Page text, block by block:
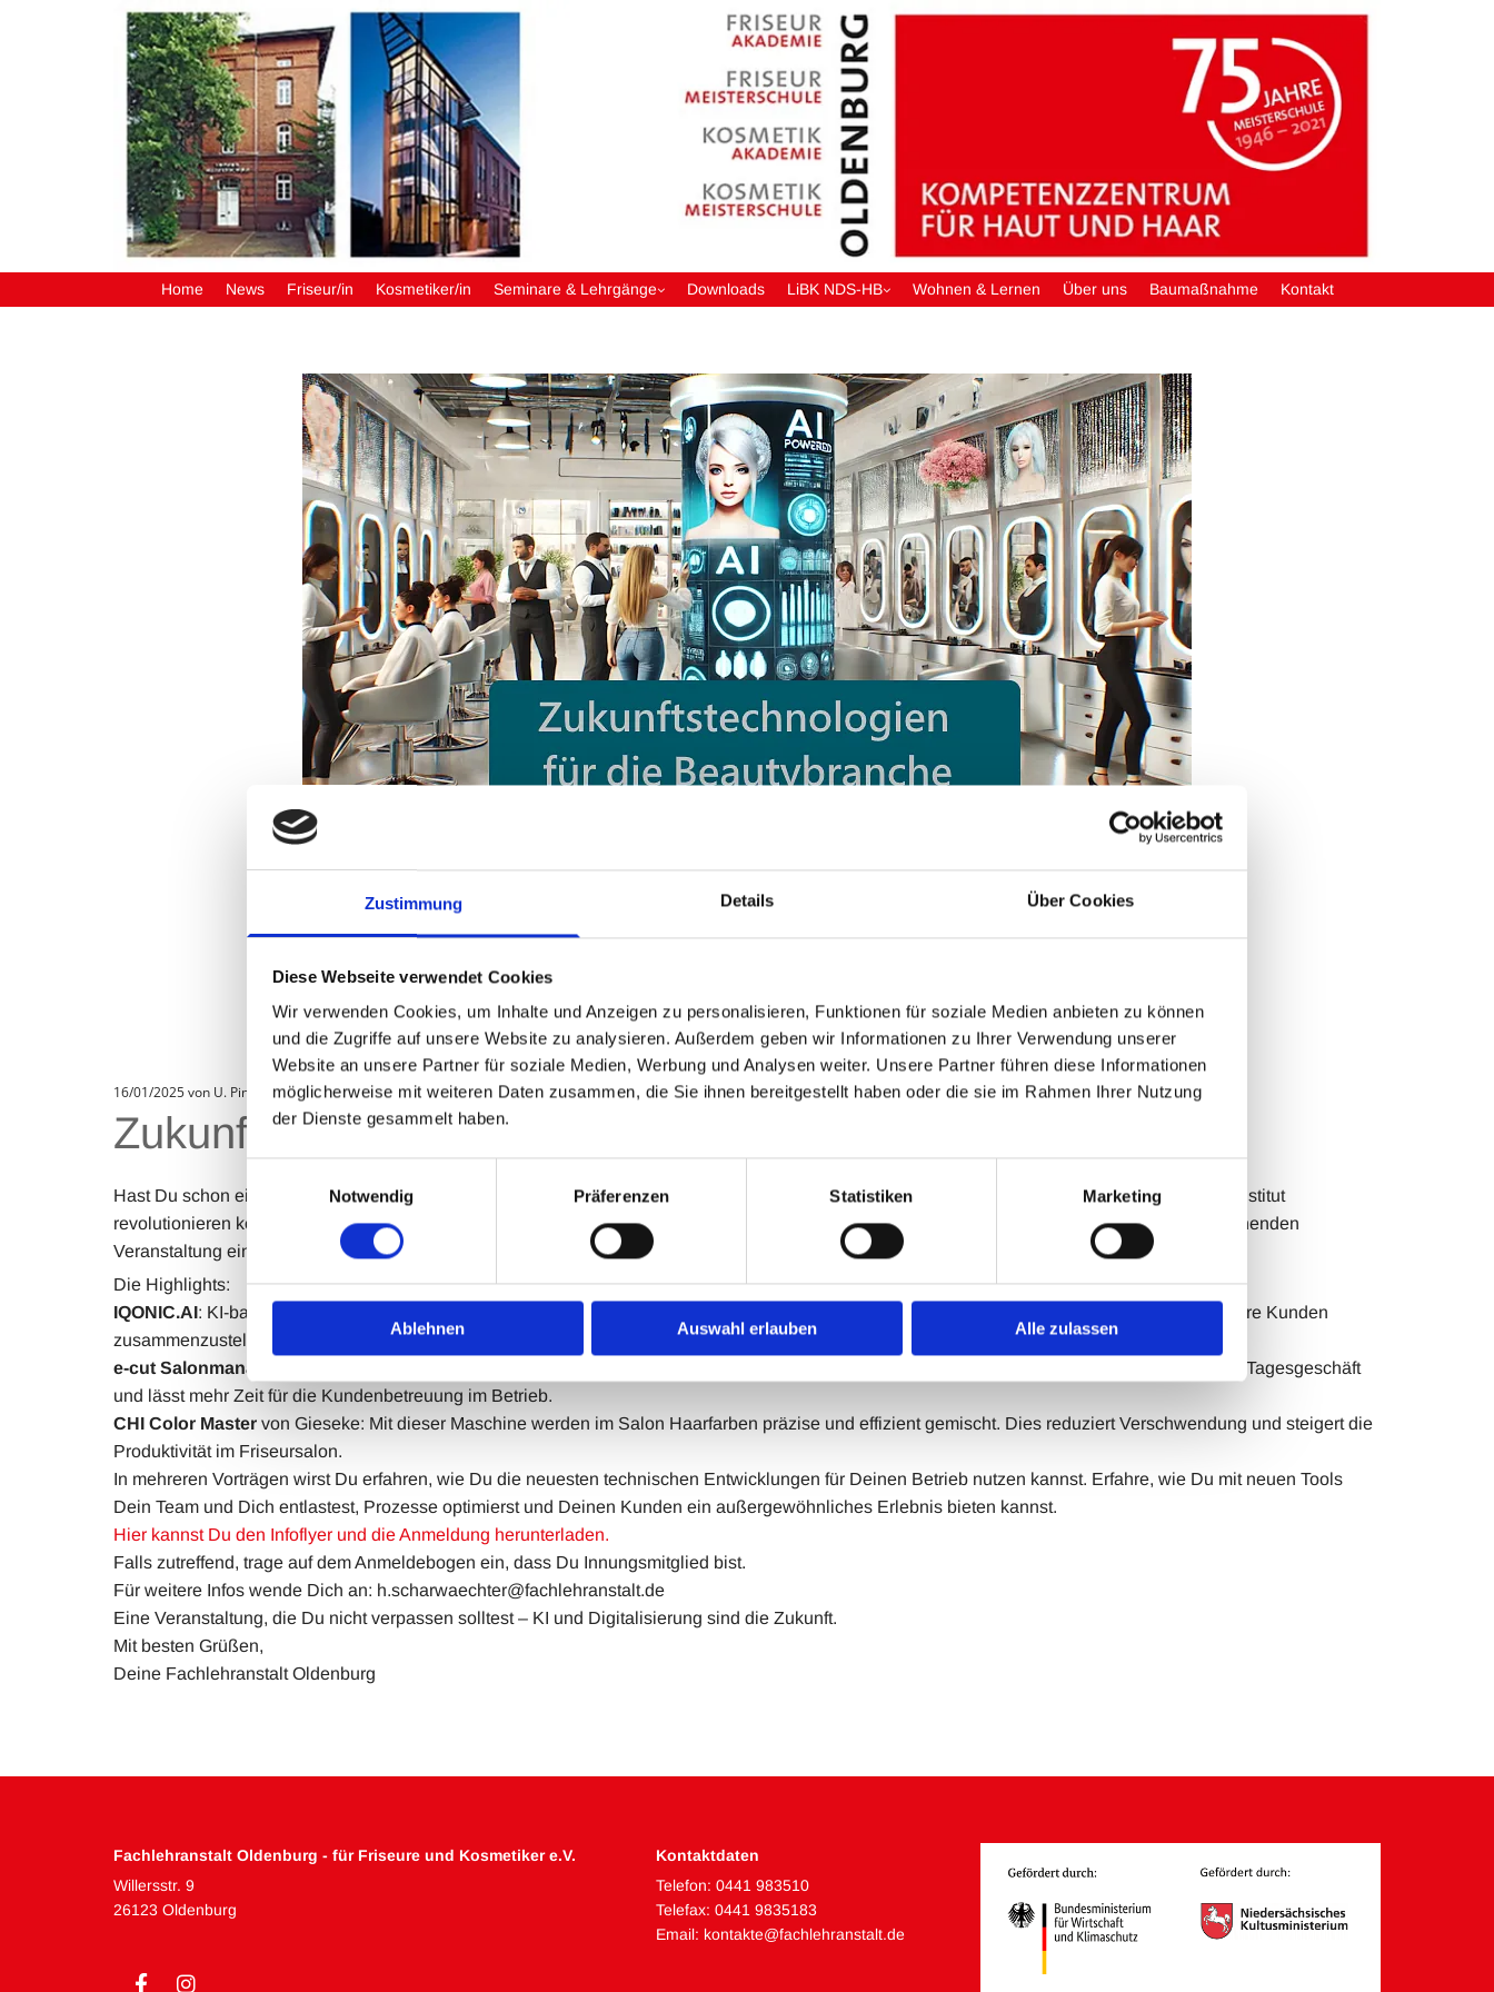
Zustimmung Details Über Cookies
Diese Webseite verwendet Cookies
Wir verwenden Cookies, um Inhalte und Anzeigen zu personalisieren, Funktionen für soziale Medien anbieten zu können
und die Zugriffe auf unsere Website zu analysieren. Außerdem geben wir Informationen zu Ihrer Verwendung unserer
Website an unsere Partner für soziale Medien, Werbung und Analysen weiter. Unsere Partner führen diese Informationen
möglicherweise mit weiteren Daten zusammen, die Sie ihnen bereitgestellt haben oder die sie im Rahmen Ihrer Nutzung
der Dienste gesammelt haben.
Notwendig
Präferenzen Statistiken Marketing
Ablehnen Auswahl erlauben Alle zulassen
Home News Friseur/in Kosmetiker/in Seminare & Lehrgänge Downloads LiBK NDS-HB Wohnen & Lernen Über uns Baumaßnahme Kontakt
16/01/2025von U. Pingel
Zukunftstechnologien für die Beautybranche
Hast Du schon einmal darüber nachgedacht, wie Künstliche Intelligenz und andere moderne Technologien Deinen Friseursalon oder Kosmetikinstitut
revolutionieren könnten? Wir, die Fachlehranstalt Oldenburg in Kooperation mit der Friseurinnung Oldenburg, laden Dich herzlich zu einer spannenden
Veranstaltung ein, die Dir genau diese Möglichkeiten aufzeigt.
Die Highlights:
IQONIC.AI: KI-basierte Haar- und Hautanalyse kann Euch in Eurem Salon oder Institut unterstützen, maßgeschneiderte Pflegeprogramme für Eure Kunden
zusammenzustellen.
e-cut Salonmanagement
, die digitale Rezeption: Die KI-gestützte Kommunikation und Terminvergabe 24/7 für Eure Kunden. Dies entlastet das Tagesgeschäft
und lässt mehr Zeit für die Kundenbetreuung im Betrieb.
CHI Color Master von Gieseke: Mit dieser Maschine werden im Salon Haarfarben präzise und effizient gemischt. Dies reduziert Verschwendung und steigert die
Produktivität im Friseursalon.
In mehreren Vorträgen wirst Du erfahren, wie Du die neuesten technischen Entwicklungen für Deinen Betrieb nutzen kannst. Erfahre, wie Du mit neuen Tools
Dein Team und Dich entlastest, Prozesse optimierst und Deinen Kunden ein außergewöhnliches Erlebnis bieten kannst.
Hier kannst Du den Infoflyer und die Anmeldung herunterladen.
Falls zutreffend, trage auf dem Anmeldebogen ein, dass Du Innungsmitglied bist.
Für weitere Infos wende Dich an: h.scharwaechter@fachlehranstalt.de
Eine Veranstaltung, die Du nicht verpassen solltest – KI und Digitalisierung sind die Zukunft.
Mit besten Grüßen,
Deine Fachlehranstalt Oldenburg
Fachlehranstalt Oldenburg - für Friseure und Kosmetiker e.V.
Willersstr. 9
26123 Oldenburg
Kontaktdaten
Telefon: 0441 983510
Telefax: 0441 9835183
Email: kontakte@fachlehranstalt.de